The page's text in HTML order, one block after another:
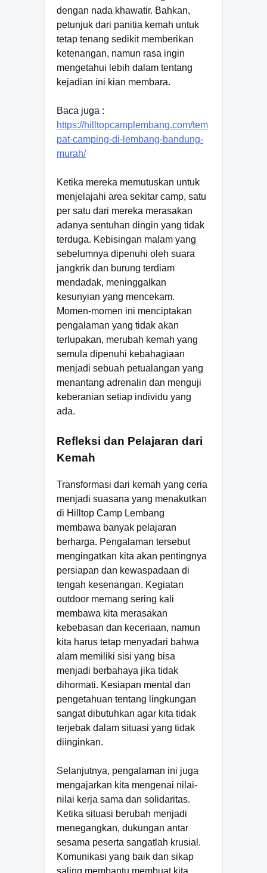
dengan nada khawatir. Bahkan,
petunjuk dari panitia kemah untuk
tetap tenang sedikit memberikan
ketenangan, namun rasa ingin
mengetahui lebih dalam tentang
kejadian ini kian membara.
Baca juga :
https://hilltopcamplembang.com/tem
pat-camping-di-lembang-bandung-
murah/
Ketika mereka memutuskan untuk
menjelajahi area sekitar camp, satu
per satu dari mereka merasakan
adanya sentuhan dingin yang tidak
terduga. Kebisingan malam yang
sebelumnya dipenuhi oleh suara
jangkrik dan burung terdiam
mendadak, meninggalkan
kesunyian yang mencekam.
Momen-momen ini menciptakan
pengalaman yang tidak akan
terlupakan, merubah kemah yang
semula dipenuhi kebahagiaan
menjadi sebuah petualangan yang
menantang adrenalin dan menguji
keberanian setiap individu yang
ada.
Refleksi dan Pelajaran dari
Kemah
Transformasi dari kemah yang ceria
menjadi suasana yang menakutkan
di Hilltop Camp Lembang
membawa banyak pelajaran
berharga. Pengalaman tersebut
mengingatkan kita akan pentingnya
persiapan dan kewaspadaan di
tengah kesenangan. Kegiatan
outdoor memang sering kali
membawa kita merasakan
kebebasan dan keceriaan, namun
kita harus tetap menyadari bahwa
alam memiliki sisi yang bisa
menjadi berbahaya jika tidak
dihormati. Kesiapan mental dan
pengetahuan tentang lingkungan
sangat dibutuhkan agar kita tidak
terjebak dalam situasi yang tidak
diinginkan.
Selanjutnya, pengalaman ini juga
mengajarkan kita mengenai nilai-
nilai kerja sama dan solidaritas.
Ketika situasi berubah menjadi
menegangkan, dukungan antar
sesama peserta sangatlah krusial.
Komunikasi yang baik dan sikap
saling membantu membuat kita